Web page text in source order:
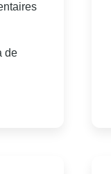
de